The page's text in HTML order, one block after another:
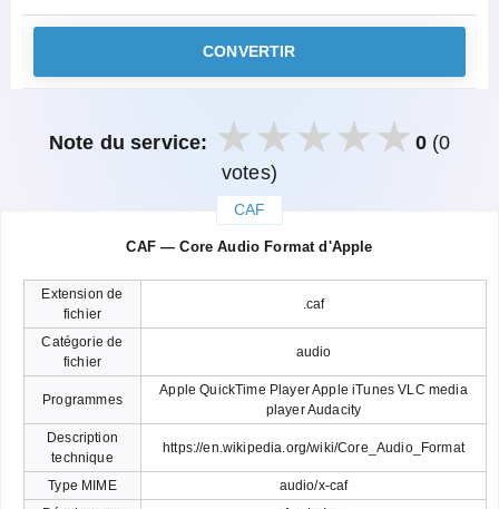
CONVERTIR
Note du service: 0(0
votes)
CAF
CAF — Core Audio Format d'Apple
Extension de
fichier
.caf
Catégorie de
fichier
audio
Programmes
Apple QuickTime Player Apple iTunes VLC media
player Audacity
Description
technique
https://en.wikipedia.org/wiki/Core_Audio_Format
Type MIME
audio/x-caf